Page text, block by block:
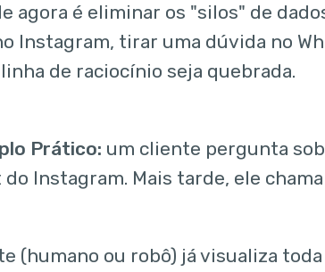
agora é eliminar os "silos" de
Instagram, tirar uma dúvida no
de raciocínio seja quebrada.
Prático: um cliente pergunta
do Instagram. Mais tarde, ele
(humano ou robô) já visualiza